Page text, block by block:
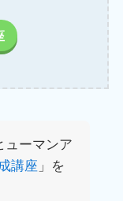
ューマンア
講座 」を